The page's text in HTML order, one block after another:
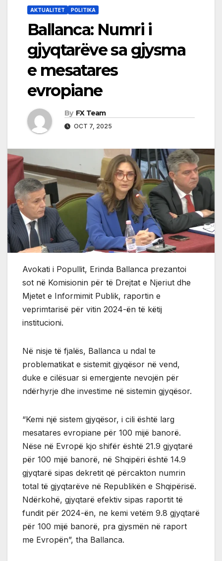
AKTUALITET POLITIKA
Ballanca: Numri i
gjyqtarëve sa gjysma
e mesatares
evropiane
By FX Team
OCT 7, 2025
Avokati i Popullit, Erinda Ballanca prezantoi
sot në Komisionin për të Drejtat e Njeriut dhe
Mjetet e Informimit Publik, raportin e
veprimtarisë për vitin 2024-ën të këtij
institucioni.
Në nisje të fjalës, Ballanca u ndal te
problematikat e sistemit gjyqësor në vend,
duke e cilësuar si emergjente nevojën për
ndërhyrje dhe investime në sistemin gjyqësor.
“Kemi një sistem gjyqësor, i cili është larg
mesatares evropiane për 100 mijë banorë.
Nëse në Evropë kjo shifër është 21.9 gjyqtarë
për 100 mijë banorë, në Shqipëri është 14.9
gjyqtarë sipas dekretit që përcakton numrin
total të gjyqtarëve në Republikën e Shqipërisë.
Ndërkohë, gjyqtarë efektiv sipas raportit të
fundit për 2024-ën, ne kemi vetëm 9.8 gjyqtarë
për 100 mijë banorë, pra gjysmën në raport
me Evropën”, tha Ballanca.